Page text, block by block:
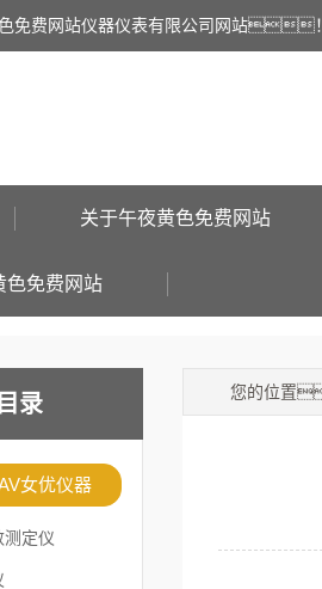
色免费网站仪器仪表有限公司网站
关于午夜黄色免费网站
色免费网站
录
女优仪器
测定仪
您的位置